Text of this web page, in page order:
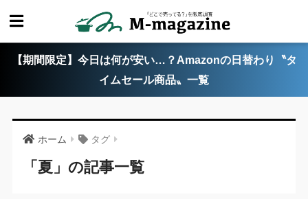
【期間限定】今日は何が安い…？Amazonの日替わり〝タ
イムセール商品〟一覧
ホーム タグ
「夏」の記事一覧